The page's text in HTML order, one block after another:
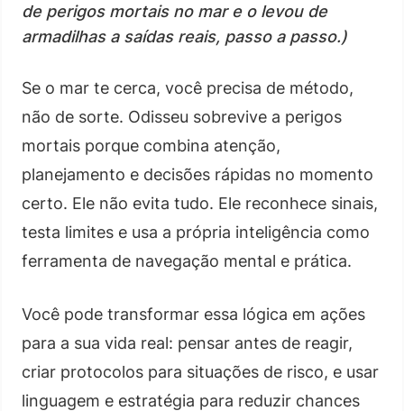
de perigos mortais no mar e o levou de
armadilhas a saídas reais, passo a passo.)
Se o mar te cerca, você precisa de método,
não de sorte. Odisseu sobrevive a perigos
mortais porque combina atenção,
planejamento e decisões rápidas no momento
certo. Ele não evita tudo. Ele reconhece sinais,
testa limites e usa a própria inteligência como
ferramenta de navegação mental e prática.
Você pode transformar essa lógica em ações
para a sua vida real: pensar antes de reagir,
criar protocolos para situações de risco, e usar
linguagem e estratégia para reduzir chances